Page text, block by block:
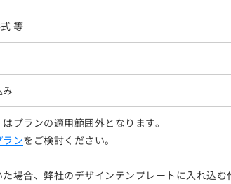
等
プランの適用範囲外となります。
ンをご検討ください。
場合、弊社のデザインテンプレートに入れ込